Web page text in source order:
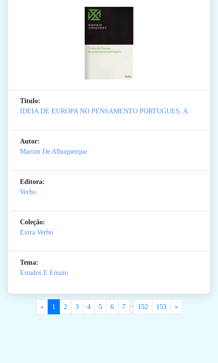
Titulo:
IDEIA DE EUROPA NO PENSAMENTO PORTUGUES, A
Autor:
Martim De Albuquerque
Editora:
Verbo
Coleção:
Extra Verbo
Tema:
Estudos E Ensaio
« 1 2 3 4 5 6 7 .. 152 153 »